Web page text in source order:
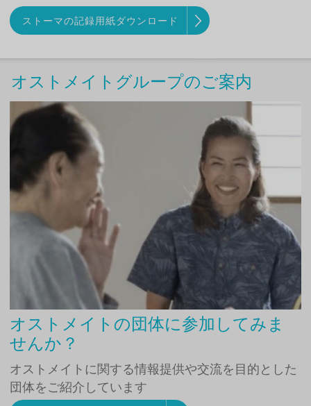
ストーマの記録用紙ダウンロード
オストメイトグループのご案内
オストメイトの団体に参加してみま
せんか？
オストメイトに関する情報提供や交流を目的とした
団体をご紹介しています